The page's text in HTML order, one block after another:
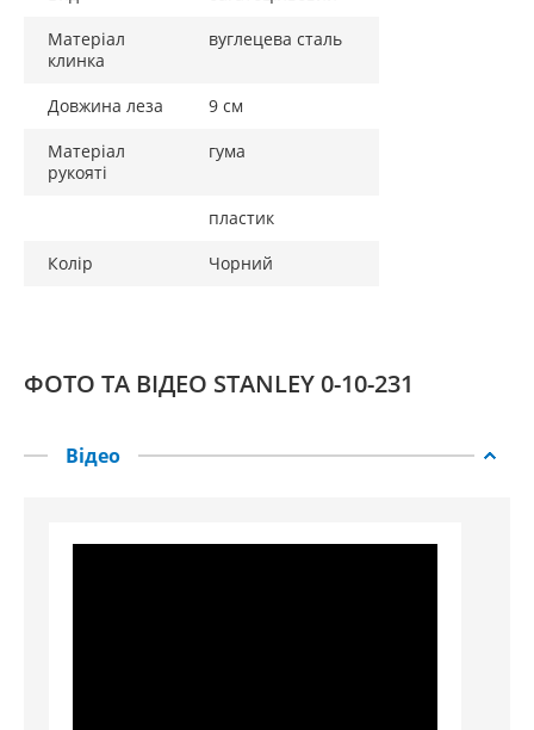
Матеріал
клинка
вуглецева сталь
Довжина леза
9 см
Матеріал
рукояті
гума
пластик
Колір
Чорний
ФОТО ТА ВІДЕО STANLEY 0-10-231
Відео